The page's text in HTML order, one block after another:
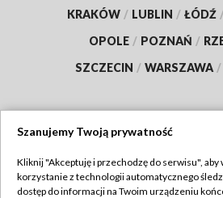
KRAKÓW / LUBLIN / ŁÓDŹ
OPOLE / POZNAŃ /
SZCZECIN / WARSZAWA /
TVP
Szanujemy Twoją prywatność
Kliknij "Akceptuję i przechodzę do serwisu", aby
korzystanie z technologii automatycznego
dostęp do informacji na Twoim urządzeniu